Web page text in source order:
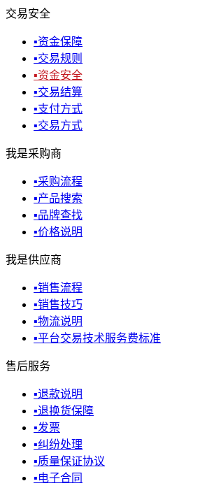
交易安全
▪资金保障
▪交易规则
▪资金安全
▪交易结算
▪支付方式
▪交易方式
我是采购商
▪采购流程
▪产品搜索
▪品牌查找
▪价格说明
我是供应商
▪销售流程
▪销售技巧
▪物流说明
▪平台交易技术服务费标准
售后服务
▪退款说明
▪退换货保障
▪发票
▪纠纷处理
▪质量保证协议
▪电子合同